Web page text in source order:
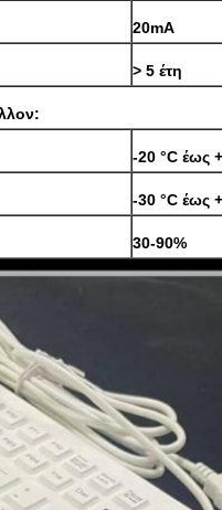
20mA
> 5 έτη
-20 °C έως
-30 °C έως
30-90%